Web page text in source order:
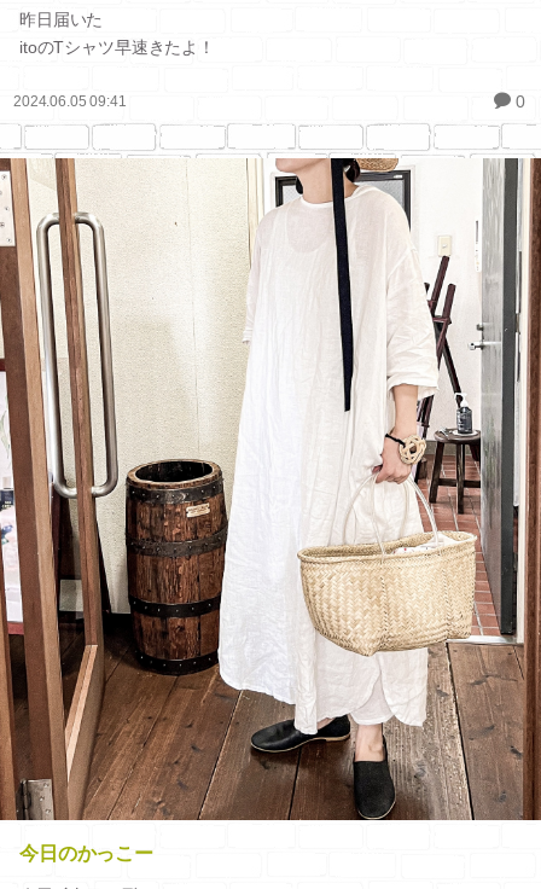
昨日届いた
itoのTシャツ早速きたよ！
2024.06.05 09:41 0
今日のかっこー